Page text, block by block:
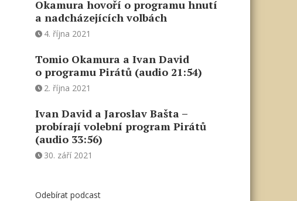
Okamura hovoří o programu hnutí
a nadcházejících volbách
4. října 2021
Tomio Okamura a Ivan David
o programu Pirátů (audio 21:54)
2. října 2021
Ivan David a Jaroslav Bašta –
probírají volební program Pirátů
(audio 33:56)
30. září 2021
Odebírat podcast